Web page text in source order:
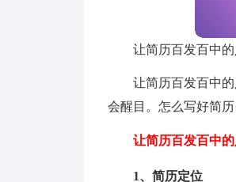
让简历百发百中
让简历百发百中
会醒目。怎么写好简
让简历百发百中的
1、简历定位